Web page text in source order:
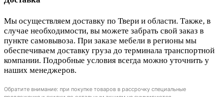
Мы осуществляем доставку по Твери и области. Также, в
случае необходимости, вы можете забрать свой заказ в
пункте самовывоза. При заказе мебели в регионы мы
обеспечиваем доставку груза до терминала транспортной
компании. Подробные условия всегда можно уточнить у
наших менеджеров.
Обратите внимание: при покупке товаров в рассрочку специальные